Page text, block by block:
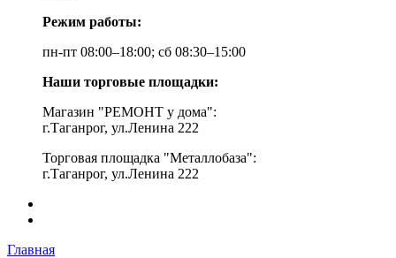
Режим работы:
пн-пт 08:00–18:00; сб 08:30–15:00
Наши торговые площадки:
Магазин "РЕМОНТ у дома":
г.Таганрог, ул.Ленина 222
Торговая площадка "Металлобаза":
г.Таганрог, ул.Ленина 222
Главная